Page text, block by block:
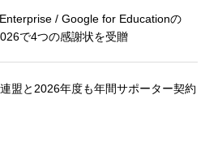
/ Google for Educationの
で4つの感謝状を受贈
盟と2026年度も年間サポーター契約